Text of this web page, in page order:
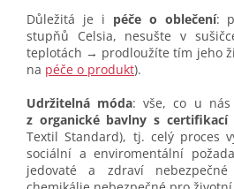
Důležitá je i péče o oblečení:
stupňů Celsia, nesušte v
teplotách → prodloužíte tím jeho
na péče o produkt).
Udržitelná móda: vše, co u
z organické bavlny s certifikací
Textil Standard), tj. celý proces
sociální a enviromentální
jedovaté a zdraví